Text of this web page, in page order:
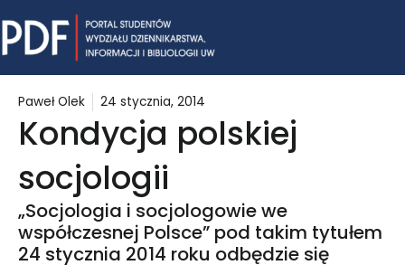
to
content
Paweł Olek 24 stycznia, 2014
Kondycja polskiej
socjologii
„Socjologia i socjologowie we
współczesnej Polsce” pod takim tytułem
24 stycznia 2014 roku odbędzie się